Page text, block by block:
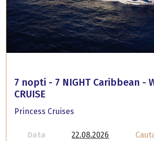
7 nopti - 7 NIGHT Caribbean -
CRUISE
Princess Cruises
Data 22.08.2026